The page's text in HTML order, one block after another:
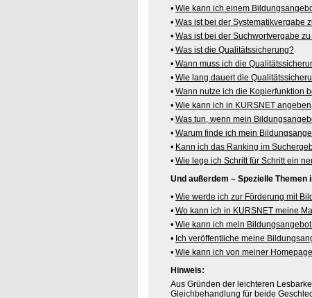
• Wie kann ich einem
• Was ist bei der Systematikvergabe
• Was ist bei der Suchwortvergabe
• Was ist die Qualitätssicherung?
• Wann muss ich die
• Wie lang dauert die
• Wann nutze ich die Kopierfunktion
• Wie kann ich in KURSNET
• Was tun, wenn mein
• Warum finde ich mein
• Kann ich das Ranking im
• Wie lege ich Schritt für Schritt ein
Und außerdem – Spezielle Themen
• Wie werde ich zur Förderung mit
• Wo kann ich in KURSNET meine
• Wie kann ich mein
• Ich veröffentliche meine
• Wie kann ich von meiner
Hinweis:
Aus Gründen der leichteren
Gleichbehandlung für beide